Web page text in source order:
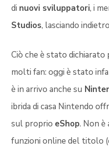
di nuovi sviluppatori, i
Studios, lasciando indietro
Ciò che è stato
molti fan: oggi è stato
è in arrivo anche su
ibrida di casa Nintendo
sul proprio eShop. Non
funzioni online del titolo